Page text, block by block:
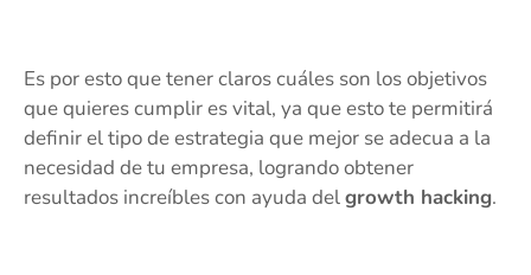
Es por esto que tener claros cuáles son los objetivos
que quieres cumplir es vital, ya que esto te permitirá
definir el tipo de estrategia que mejor se adecua a la
necesidad de tu empresa, logrando obtener
resultados increíbles con ayuda delgrowth hacking.